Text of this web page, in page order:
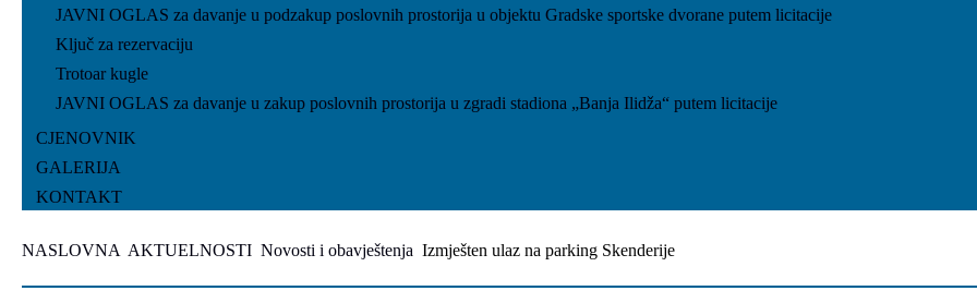
JAVNI OGLAS za davanje u podzakup poslovnih prostorija u objektu Gradske sportske dvorane putem licitacije
Ključ za rezervaciju
Trotoar kugle
JAVNI OGLAS za davanje u zakup poslovnih prostorija u zgradi stadiona „Banja Ilidža“ putem licitacije
CJENOVNIK
GALERIJA
KONTAKT
NASLOVNA AKTUELNOSTI Novosti i obavještenja Izmješten ulaz na parking Skenderije